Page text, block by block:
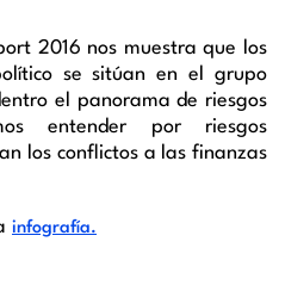
2016 nos muestra que los
se sitúan en el grupo
el panorama de riesgos
entender por riesgos
los conflictos a las finanzas
infografía.